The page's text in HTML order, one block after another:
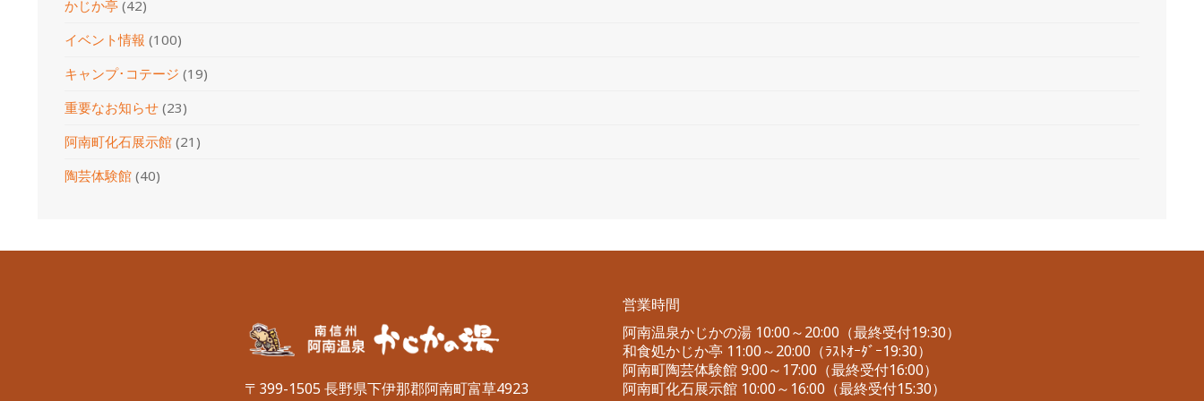
かじか亭(42)
イベント情報 (100)
キャンプ･コテージ (19)
重要なお知らせ(23)
阿南町化石展示館(21)
陶芸体験館(40)
〒399-1505 長野県下伊那郡阿南町富草4923
営業時間
阿南温泉かじかの湯 10:00～20:00（最終受付19:30）
和食処かじか亭 11:00～20:00（ﾗｽﾄｵｰﾀﾞｰ19:30）
阿南町陶芸体験館 9:00～17:00（最終受付16:00）
阿南町化石展示館 10:00～16:00（最終受付15:30）